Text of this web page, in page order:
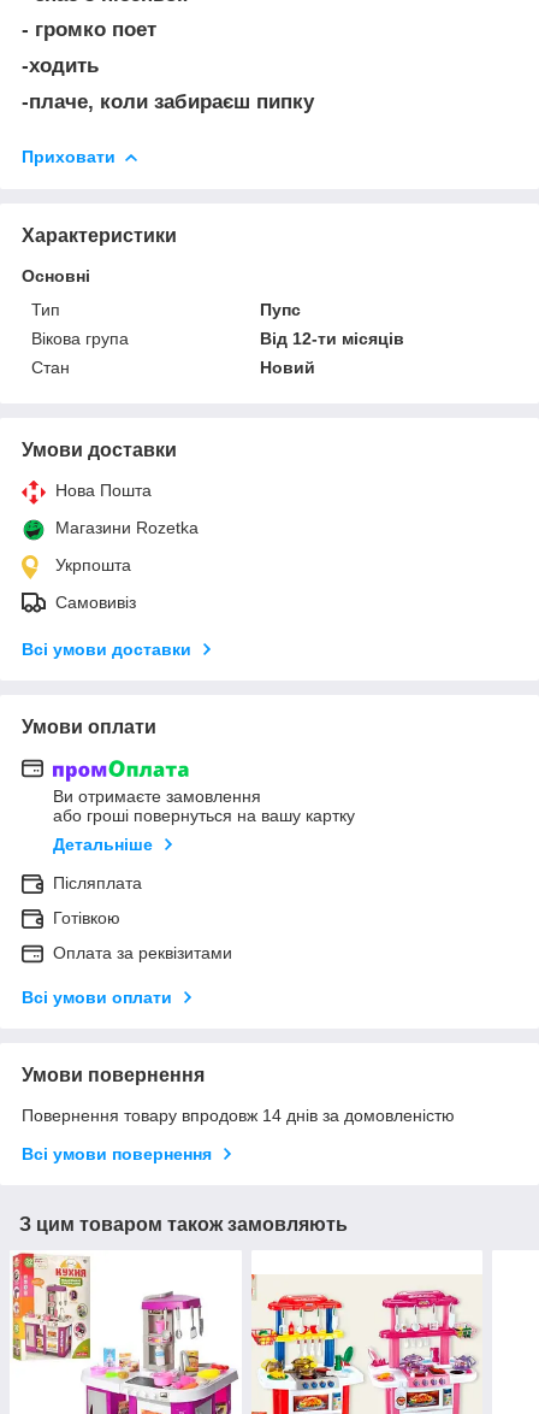
- громко поет
-ходить
-плаче, коли забираєш пипку
Приховати
Характеристики
Основні
Тип
Пупс
Вікова група
Від 12-ти місяців
Стан
Новий
Умови доставки
Нова Пошта
Магазини Rozetka
Укрпошта
Самовивіз
Всі умови доставки
Умови оплати
Ви отримаєте замовлення
або гроші повернуться на вашу картку
Детальніше
Післяплата
Готівкою
Оплата за реквізитами
Всі умови оплати
Умови повернення
Повернення товару впродовж 14 днів за домовленістю
Всі умови повернення
З цим товаром також замовляють